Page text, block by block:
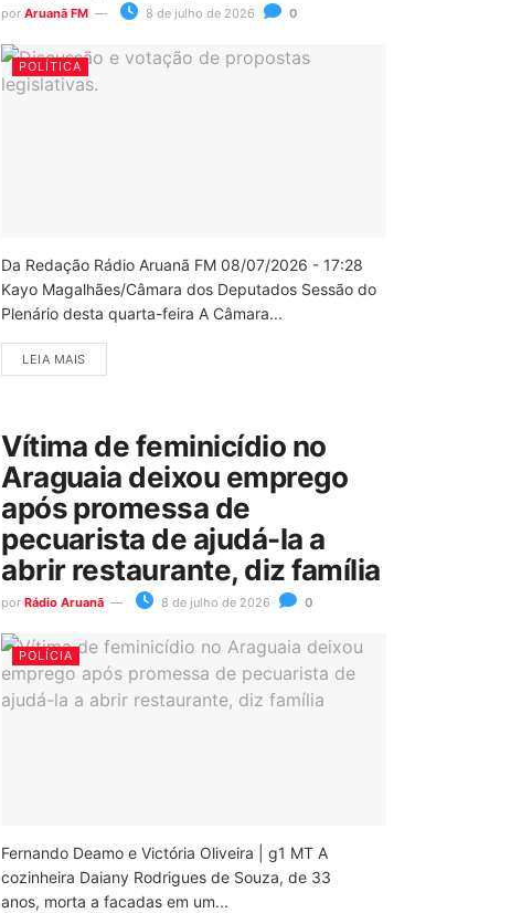
por Aruanã FM 8 de julho de 2026 0
POLÍTICA
Da Redação Rádio Aruanã FM 08/07/2026 - 17:28
Kayo Magalhães/Câmara dos Deputados Sessão do
Plenário desta quarta-feira A Câmara...
LEIA MAIS
Vítima de feminicídio no
Araguaia deixou emprego
após promessa de
pecuarista de ajudá-la a
abrir restaurante, diz família
por Rádio Aruanã 8 de julho de 2026 0
POLÍCIA
Fernando Deamo e Victória Oliveira | g1 MT A
cozinheira Daiany Rodrigues de Souza, de 33
anos, morta a facadas em um...